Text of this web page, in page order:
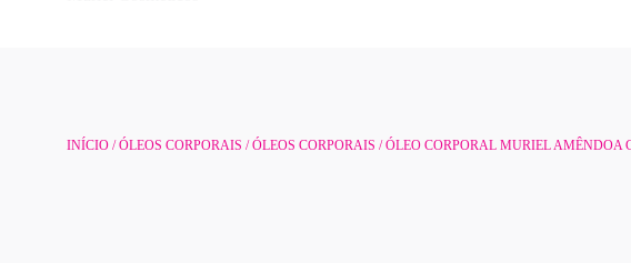
INÍCIO /ÓLEOS CORPORAIS /ÓLEOS CORPORAIS / ÓLEO CORPORAL MURIEL AMÊNDOA